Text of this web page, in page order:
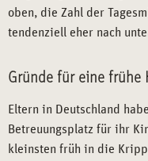
oben, die Zahl der
tendenziell eher nach
Gründe für eine
Eltern in Deutschland
Betreuungsplatz für ihr
kleinsten früh in die